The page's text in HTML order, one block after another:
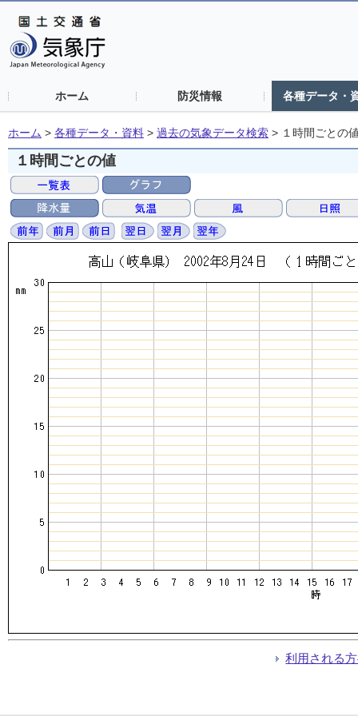
ホーム 防災情報 各種データ・
ホーム > 各種データ・資料 > 過去の気象データ検索 > １時間ごとの
１時間ごとの値
利用される